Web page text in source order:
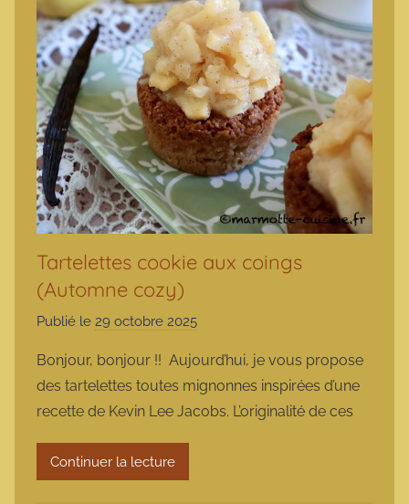
Tartelettes cookie aux coings
(Automne cozy)
Publié le 29 octobre 2025
r
m
a
Bonjour, bonjour !! Aujourd’hui, je vous propose
des tartelettes toutes mignonnes inspirées d’une
recette de Kevin Lee Jacobs. L’originalité de ces
Continuer la lecture